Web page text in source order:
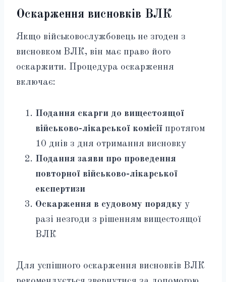
Оскарження висновків ВЛК
Якщо військовослужбовець не згоден з
висновком ВЛК, він має право його
оскаржити. Процедура оскарження
включає:
Подання скарги до вищестоящої
військово-лікарської комісії протягом
10 днів з дня отримання висновку
Подання заяви про проведення
повторної військово-лікарської
експертизи
Оскарження в судовому порядку у
разі незгоди з рішенням вищестоящої
ВЛК
Для успішного оскарження висновків ВЛК